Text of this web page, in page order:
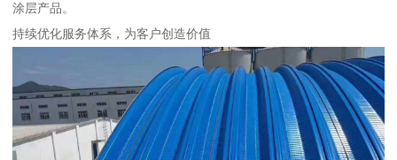
涂层产品。
持续优化服务体系，为客户创造价值